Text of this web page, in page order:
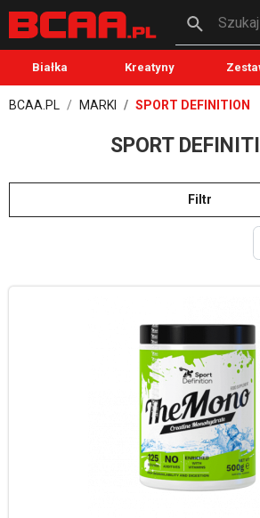
Szukaj
Białka Kreatyny
BCAA.PL MARKI SPORT DEFINITION
SPORT
Filtr